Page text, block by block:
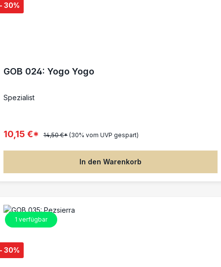
30%
GOB 024: Yogo Yogo
Spezialist
10,15 €* 14,50 €* (30% vom UVP gespart)
In den Warenkorb
1 verfügbar
30%